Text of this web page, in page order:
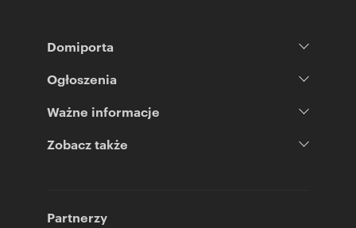
Domiporta
Ogłoszenia
Ważne informacje
Zobacz także
Partnerzy